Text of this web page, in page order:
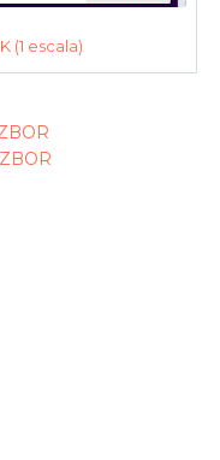
(1 escala)
ZBOR